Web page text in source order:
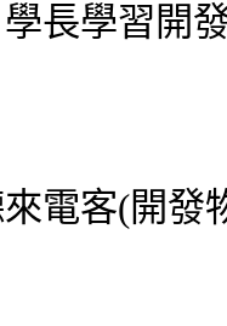
長學習開
電客(開發